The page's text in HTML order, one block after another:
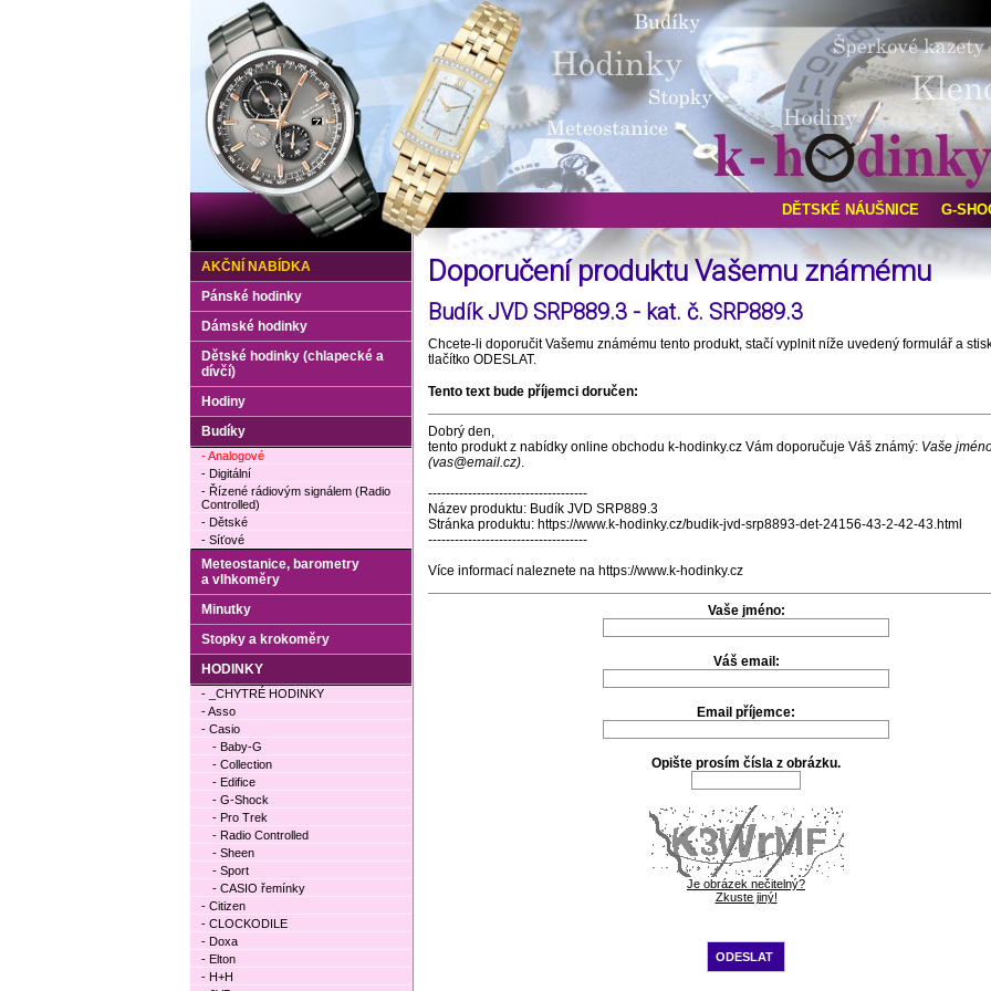
Doporučení produktu Vašemu známému
Budík JVD SRP889.3 - kat. č. SRP889.3
Chcete-li doporučit Vašemu známému tento produkt, stačí vyplnit níže uvedený formulář a
tlačítko ODESLAT.
Tento text bude příjemci doručen:
Dobrý den,
tento produkt z nabídky online obchodu k-hodinky.cz Vám doporučuje Váš známý: Vaše
(vas@email.cz).
------------------------------------
Název produktu: Budík JVD SRP889.3
Stránka produktu: https://www.k-hodinky.cz/budik-jvd-srp8893-det-24156-43-2-42-43.html
------------------------------------
Více informací naleznete na https://www.k-hodinky.cz
Vaše jméno:
Váš email:
Email příjemce:
Opište prosím čísla z obrázku.
Je obrázek nečitelný?
Zkuste jiný!
AKČNÍ NABÍDKA
Pánské hodinky
Dámské hodinky
Dětské hodinky (chlapecké a
dívčí)
Hodiny
Budíky
- Analogové
- Digitální
- Řízené rádiovým signálem (Radio
Controlled)
- Dětské
- Síťové
Meteostanice, barometry
a vlhkoměry
Minutky
Stopky a krokoměry
HODINKY
- _CHYTRÉ HODINKY
- Asso
- Casio
- Baby-G
- Collection
- Edifice
- G-Shock
- Pro Trek
- Radio Controlled
- Sheen
- Sport
- CASIO řemínky
- Citizen
- CLOCKODILE
- Doxa
- Elton
- H+H
DĚTSKÉ NÁUŠNICE G-